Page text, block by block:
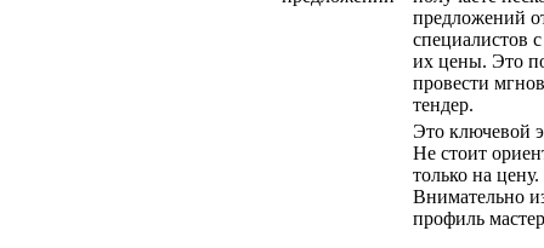
предложений
специалистов
их цены. Это
провести
тендер.
Это ключевой
Не стоит
только на цену.
Внимательно
профиль